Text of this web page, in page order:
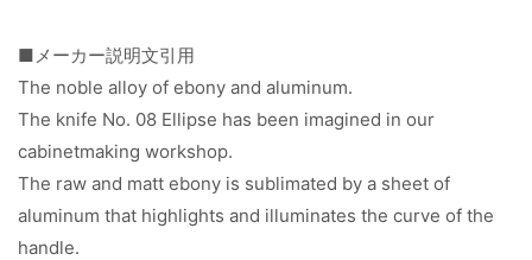
■メーカー説明文引用
The noble alloy of ebony and aluminum.
The knife No. 08 Ellipse has been imagined in our
cabinetmaking workshop.
The raw and matt ebony is sublimated by a sheet of
aluminum that highlights and illuminates the curve of the
handle.